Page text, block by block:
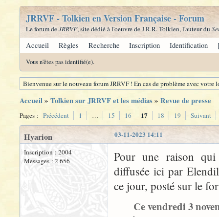
JRRVF - Tolkien en Version Française - Forum
Le forum deJRRVF, site dédié à l'oeuvre de J.R.R. Tolkien, l'auteur du
Accueil Règles Recherche Inscription Identification
Vous n'êtes pas identifié(e).
Bienvenue sur le nouveau forum JRRVF ! En cas de problème avec
Accueil» Tolkien sur JRRVF et les médias» Revue de presse
Pages : Précédent 1 … 15 16 17 18 19 Suivant
03-11-2023 14:11
Hyarion
Inscription : 2004
Messages : 2 656
Pour une raison qui
diffusée ici par
ce jour, posté sur le
Ce vendredi 3